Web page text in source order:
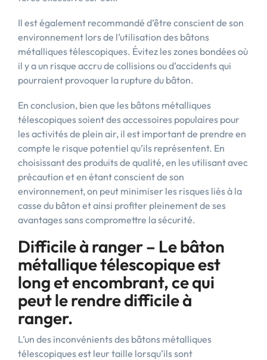
Il est également recommandé d’être conscient de son
environnement lors de l’utilisation des bâtons
métalliques télescopiques. Évitez les zones bondées où
il y a un risque accru de collisions ou d’accidents qui
pourraient provoquer la rupture du bâton.
En conclusion, bien que les bâtons métalliques
télescopiques soient des accessoires populaires pour
les activités de plein air, il est important de prendre en
compte le risque potentiel qu’ils représentent. En
choisissant des produits de qualité, en les utilisant avec
précaution et en étant conscient de son
environnement, on peut minimiser les risques liés à la
casse du bâton et ainsi profiter pleinement de ses
avantages sans compromettre la sécurité.
Difficile à ranger – Le bâton
métallique télescopique est
long et encombrant, ce qui
peut le rendre difficile à
ranger.
L’un des inconvénients des bâtons métalliques
télescopiques est leur taille lorsqu’ils sont